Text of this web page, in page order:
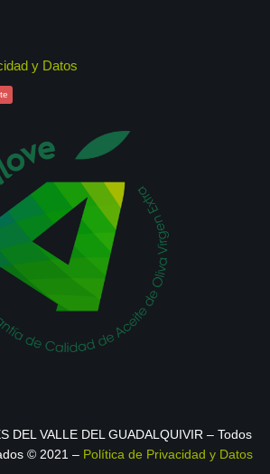
y Datos
DEL VALLE DEL GUADALQUIVIR – Todos
© 2021 – Política de Privacidad y Datos